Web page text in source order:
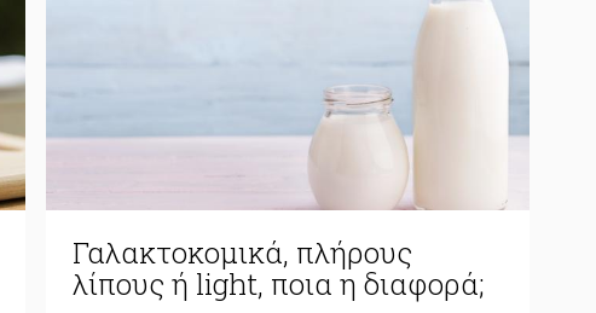
Γαλακτοκομικά, πλήρους
λίπους ή light, ποια η διαφορά;